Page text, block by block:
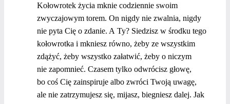
Kołowrotek życia mknie codziennie swoim
zwyczajowym torem. On nigdy nie zwalnia, nigdy
nie pyta Cię o zdanie. A Ty? Siedzisz w środku tego
kołowrotka i mkniesz równo, żeby ze wszystkim
zdążyć, żeby wszystko załatwić, żeby o niczym
nie zapomnieć. Czasem tylko odwrócisz głowę,
bo coś Cię zainspiruje albo zwróci Twoją uwagę,
ale nie zatrzymujesz się, mijasz, biegniesz dalej. Jak